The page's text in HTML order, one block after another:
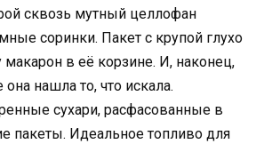
сквозь мутный целлофан
соринки. Пакет с крупой глухо
макарон в её корзине. И, наконец,
нашла то, что искала.
сухари, расфасованные в
пакеты. Идеальное топливо для